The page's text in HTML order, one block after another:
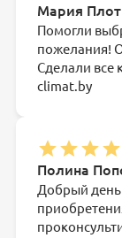
Мария
Помогли
пожелания!
Сделали все
climat.by
Полина
Добрый